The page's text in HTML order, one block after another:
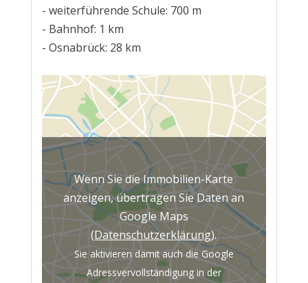
- weiterführende Schule: 700 m
- Bahnhof: 1 km
- Osnabrück: 28 km
Wenn Sie die Immobilien-Karte
anzeigen, übertragen Sie Daten an
Google Maps
(Datenschutzerklärung).
Sie aktivieren damit auch die Google
Adressvervollständigung in der